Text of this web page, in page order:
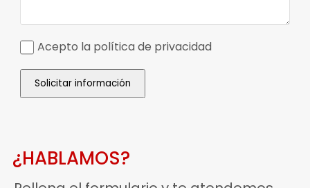
Acepto la política de privacidad
Solicitar información
¿HABLAMOS?